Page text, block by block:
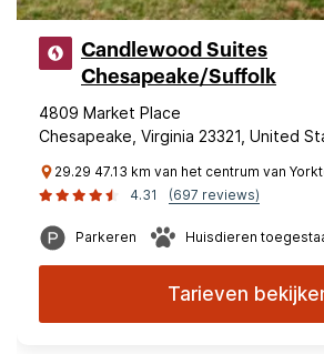
Candlewood Suites
Chesapeake/Suffolk
4809 Market Place
Chesapeake, Virginia 23321, United
29.29 47.13 km van het centrum van
4.31
(697 reviews)
Parkeren Huisdieren
Tarieven